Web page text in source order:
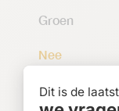
Groen
Nee